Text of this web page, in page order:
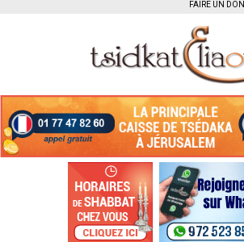
FAIRE UN DON